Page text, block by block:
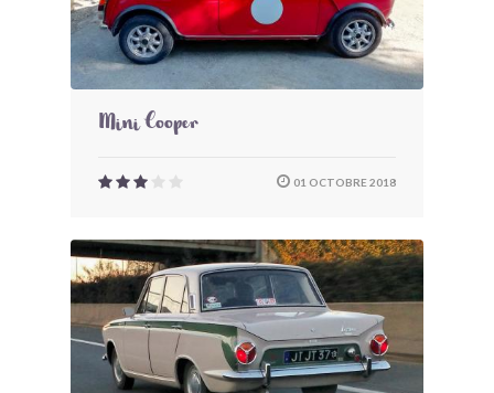
Mini Cooper
01 OCTOBRE 2018